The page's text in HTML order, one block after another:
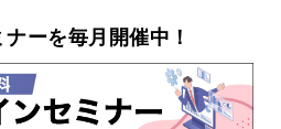
ーを毎月開催中！